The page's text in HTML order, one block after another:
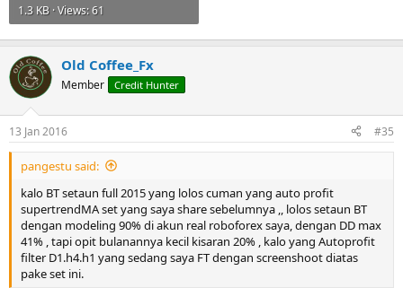
1.3 KB · Views: 61
Old Coffee_Fx
Member Credit Hunter
13 Jan 2016 #35
pangestu said:
kalo BT setaun full 2015 yang lolos cuman yang auto profit
supertrendMA set yang saya share sebelumnya ,, lolos setaun BT
dengan modeling 90% di akun real roboforex saya, dengan DD max
41% , tapi opit bulanannya kecil kisaran 20% , kalo yang Autoprofit
filter D1.h4.h1 yang sedang saya FT dengan screenshoot diatas
pake set ini.